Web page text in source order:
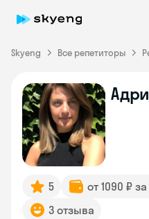
Skyeng Все репетиторы
5 от 1090 ₽
3 отзыва
Skyeng Chat
online